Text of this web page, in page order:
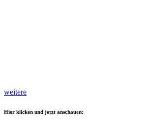
weitere
Hier klicken und jetzt anschauen: